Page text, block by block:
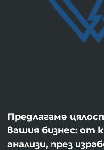
Предлагаме
вашия бизнес: от
анализи, през